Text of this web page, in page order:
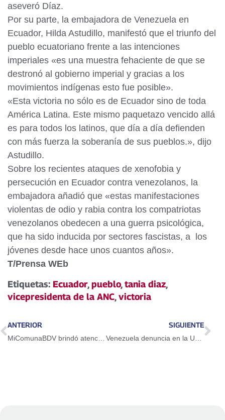
aseveró Díaz.
Por su parte, la embajadora de Venezuela en
Ecuador, Hilda Astudillo, manifestó que el triunfo del
pueblo ecuatoriano frente a las intenciones
imperiales «es una muestra fehaciente de que se
destronó al gobierno imperial y gracias a los
movimientos indígenas esto fue posible».
«Esta victoria no sólo es de Ecuador sino de toda
América Latina. Este mismo paquetazo vencido allá
es para todos los latinos, que día a día defienden
con más fuerza la soberanía de sus pueblos.», dijo
Astudillo.
Sobre los recientes ataques de xenofobia y
persecución en Ecuador contra venezolanos, la
embajadora añadió que «estas manifestaciones
violentas de odio y rabia contra los compatriotas
venezolanos obedecen a una guerra psicológica,
que ha sido inducida por sectores fascistas, a los
jóvenes desde hace unos cuantos años».
T/Prensa WEb
Etiquetas: Ecuador,pueblo,tania diaz,
vicepresidenta de la ANC,victoria
ANTERIOR
MiComunaBDV brindó atención financiera a comunidades de Mérida
SIGUIENTE
Venezuela denuncia en la Unesco impacto de medidas coercitivas unilaterales impuestas por EEUU